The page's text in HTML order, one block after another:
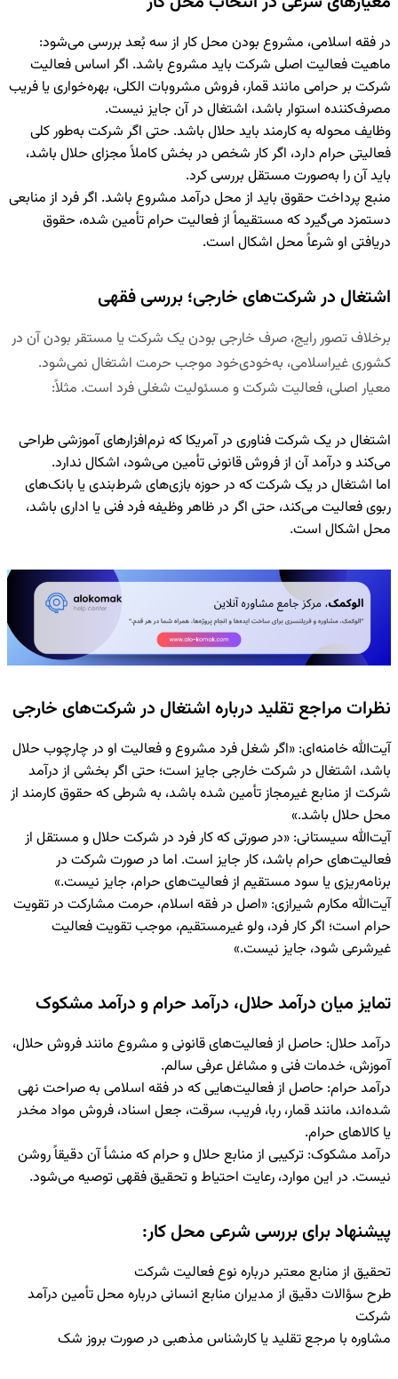
در فقه اسلامی، مشروع بودن محل کار از سه بُعد بررسی می‌شود:
ماهیت فعالیت اصلی شرکت باید مشروع باشد. اگر اساس فعالیت
شرکت بر حرامی مانند قمار، فروش مشروبات الکلی، بهره‌خواری یا فریب
مصرف‌کننده استوار باشد، اشتغال در آن جایز نیست.
وظایف محوله به کارمند باید حلال باشد. حتی اگر شرکت به‌طور کلی
فعالیتی حرام دارد، اگر کار شخص در بخش کاملاً مجزای حلال باشد،
باید آن را به‌صورت مستقل بررسی کرد.
منبع پرداخت حقوق باید از محل درآمد مشروع باشد. اگر فرد از منابعی
دستمزد می‌گیرد که مستقیماً از فعالیت حرام تأمین شده، حقوق
دریافتی او شرعاً محل اشکال است.
اشتغال در شرکت‌های خارجی؛ بررسی فقهی
برخلاف تصور رایج، صرف خارجی بودن یک شرکت یا مستقر بودن آن در
کشوری غیراسلامی، به‌خودی‌خود موجب حرمت اشتغال نمی‌شود.
معیار اصلی، فعالیت شرکت و مسئولیت شغلی فرد است. مثلاً:
اشتغال در یک شرکت فناوری در آمریکا که نرم‌افزارهای آموزشی طراحی
می‌کند و درآمد آن از فروش قانونی تأمین می‌شود، اشکال ندارد.
اما اشتغال در یک شرکت که در حوزه بازی‌های شرط‌بندی یا بانک‌های
ربوی فعالیت می‌کند، حتی اگر در ظاهر وظیفه فرد فنی یا اداری باشد،
محل اشکال است.
نظرات مراجع تقلید درباره اشتغال در شرکت‌های خارجی
آیت‌الله خامنه‌ای: «اگر شغل فرد مشروع و فعالیت او در چارچوب حلال
باشد، اشتغال در شرکت خارجی جایز است؛ حتی اگر بخشی از درآمد
شرکت از منابع غیرمجاز تأمین شده باشد، به شرطی که حقوق کارمند از
محل حلال باشد.»
آیت‌الله سیستانی: «در صورتی که کار فرد در شرکت حلال و مستقل از
فعالیت‌های حرام باشد، کار جایز است. اما در صورت شرکت در
برنامه‌ریزی یا سود مستقیم از فعالیت‌های حرام، جایز نیست.»
آیت‌الله مکارم شیرازی: «اصل در فقه اسلام، حرمت مشارکت در تقویت
حرام است؛ اگر کار فرد، ولو غیرمستقیم، موجب تقویت فعالیت
غیرشرعی شود، جایز نیست.»
تمایز میان درآمد حلال، درآمد حرام و درآمد مشکوک
درآمد حلال: حاصل از فعالیت‌های قانونی و مشروع مانند فروش حلال،
آموزش، خدمات فنی و مشاغل عرفی سالم.
درآمد حرام: حاصل از فعالیت‌هایی که در فقه اسلامی به صراحت نهی
شده‌اند، مانند قمار، ربا، فریب، سرقت، جعل اسناد، فروش مواد مخدر
یا کالاهای حرام.
درآمد مشکوک: ترکیبی از منابع حلال و حرام که منشأ آن دقیقاً روشن
نیست. در این موارد، رعایت احتیاط و تحقیق فقهی توصیه می‌شود.
پیشنهاد برای بررسی شرعی محل کار:
تحقیق از منابع معتبر درباره نوع فعالیت شرکت
طرح سؤالات دقیق از مدیران منابع انسانی درباره محل تأمین درآمد
شرکت
مشاوره با مرجع تقلید یا کارشناس مذهبی در صورت بروز شک